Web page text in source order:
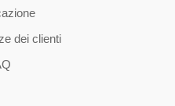
dei clienti